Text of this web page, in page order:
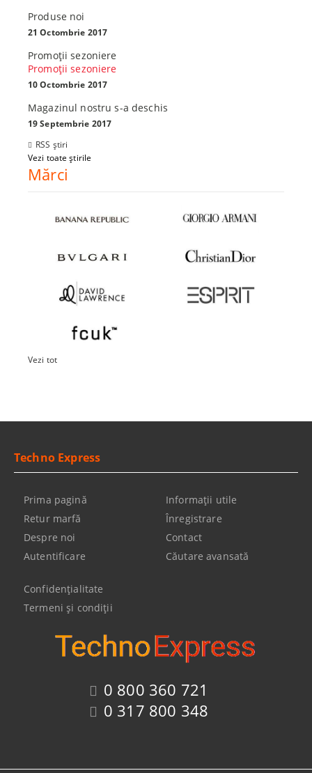
Produse noi
21 Octombrie 2017
Promoţii sezoniere
Promoţii sezoniere
10 Octombrie 2017
Magazinul nostru s-a deschis
19 Septembrie 2017
RSS știri
Vezi toate știrile
Mărci
Vezi tot
0 800 360 721
0 317 800 348
Techno Express
Prima pagină
Retur marfă
Despre noi
Autentificare
Informaţii utile
Înregistrare
Contact
Căutare avansată
Confidenţialitate
Termeni şi condiţii